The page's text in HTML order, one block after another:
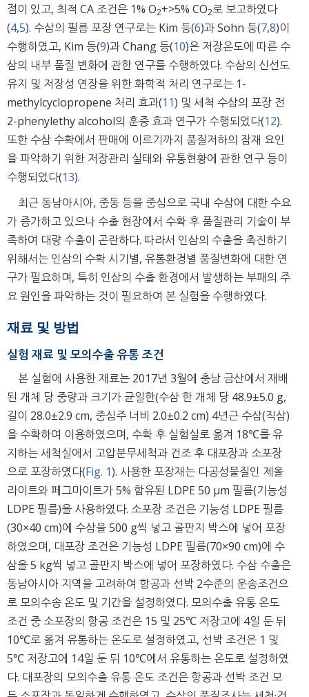
점이 있고, 최적 CA 조건은 1% O2+>5% CO2로 보고하였다
(4,5). 수삼의 필름 포장 연구로는 Kim 등(6)과 Sohn 등(7,8)이
수행하였고, Kim 등(9)과 Chang 등(10)은 저장온도에 따른 수
삼의 내부 품질 변화에 관한 연구를 수행하였다. 수삼의 신선도
유지 및 저장성 연장을 위한 화학적 처리 연구로는 1-
methylcyclopropene 처리 효과(11) 및 세척 수삼의 포장 전
2-phenylethy alcohol의 훈증 효과 연구가 수행되었다(12).
또한 수삼 수확에서 판매에 이르기까지 품질저하의 잠재 요인
을 파악하기 위한 저장관리 실태와 유통현황에 관한 연구 등이
수행되었다(13).
최근 동남아시아, 중동 등을 중심으로 국내 수삼에 대한 수요
가 증가하고 있으나 수출 현장에서 수확 후 품질관리 기술이 부
족하여 대량 수출이 곤란하다. 따라서 인삼의 수출을 촉진하기
위해서는 인삼의 수확 시기별, 유통환경별 품질변화에 대한 연
구가 필요하며, 특히 인삼의 수출 환경에서 발생하는 부패의 주
요 원인을 파악하는 것이 필요하여 본 실험을 수행하였다.
재료 및 방법
실험 재료 및 모의수출 유통 조건
본 실험에 사용한 재료는 2017년 3월에 충남 금산에서 재배
된 개체 당 중량과 크기가 균일한(수삼 한 개체 당 48.9±5.0 g,
길이 28.0±2.9 cm, 중심주 너비 2.0±0.2 cm) 4년근 수삼(직삼)
을 수확하여 이용하였으며, 수확 후 실험실로 옮겨 18℃를 유
지하는 세척실에서 고압분무세척과 건조 후 대포장과 소포장
으로 포장하였다(Fig. 1). 사용한 포장재는 다공성물질인 제올
라이트와 페그마이트가 5% 함유된 LDPE 50 μm 필름(기능성
LDPE 필름)을 사용하였다. 소포장 조건은 기능성 LDPE 필름
(30×40 cm)에 수삼을 500 g씩 넣고 골판지 박스에 넣어 포장
하였으며, 대포장 조건은 기능성 LDPE 필름(70×90 cm)에 수
삼을 5 kg씩 넣고 골판지 박스에 넣어 포장하였다. 수삼 수출은
동남아시아 지역을 고려하여 항공과 선박 2수준의 운송조건으
로 모의수송 온도 및 기간을 설정하였다. 모의수출 유통 온도
조건 중 소포장의 항공 조건은 15 및 25℃ 저장고에 4일 둔 뒤
10℃로 옮겨 유통하는 온도로 설정하였고, 선박 조건은 1 및
5℃ 저장고에 14일 둔 뒤 10℃에서 유통하는 온도로 설정하였
다. 대포장의 모의수출 유통 온도 조건은 항공과 선박 조건 모